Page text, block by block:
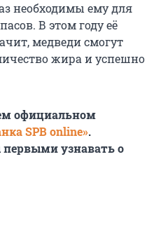
необходимы ему для
В этом году её
медведи смогут
жира и успешно
официальном
SPB online».
узнавать о